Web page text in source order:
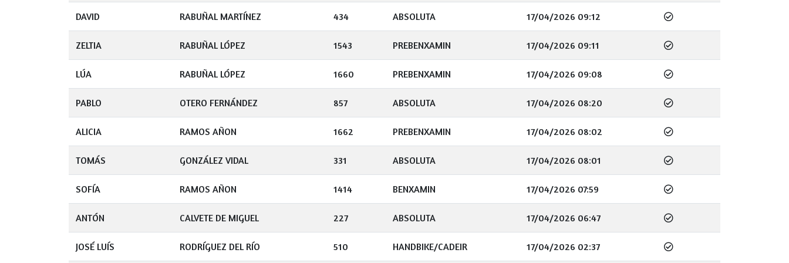
DAVID RABUÑAL MARTÍNEZ 434 ABSOLUTA 17/04/2026 09:12
ZELTIA RABUÑAL LÓPEZ 1543 PREBENXAMIN 17/04/2026 09:11
LÚA RABUÑAL LÓPEZ 1660 PREBENXAMIN 17/04/2026 09:08
PABLO OTERO FERNÁNDEZ 857 ABSOLUTA 17/04/2026 08:20
ALICIA RAMOS AÑON 1662 PREBENXAMIN 17/04/2026 08:02
TOMÁS GONZÁLEZ VIDAL 331 ABSOLUTA 17/04/2026 08:01
SOFÍA RAMOS AÑON 1414 BENXAMIN 17/04/2026 07:59
ANTÓN CALVETE DE MIGUEL 227 ABSOLUTA 17/04/2026 06:47
JOSÉ LUÍS RODRÍGUEZ DEL RÍO 510 HANDBIKE/CADEIR 17/04/2026 02:37